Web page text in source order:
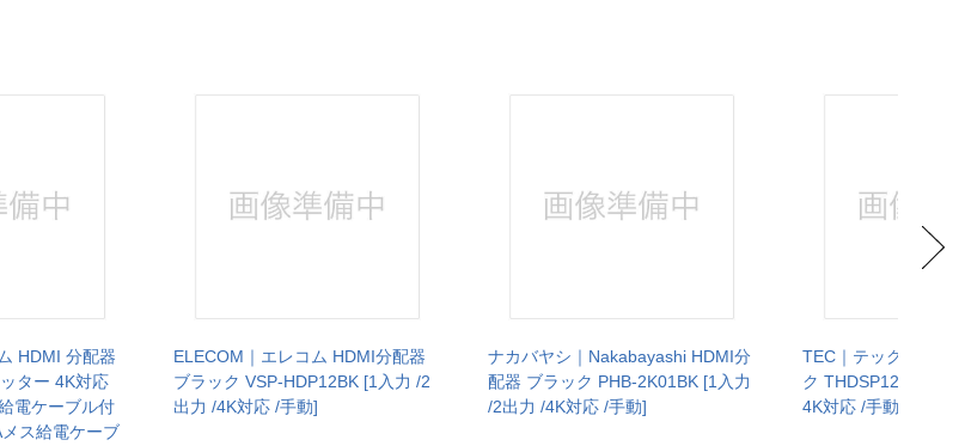
HDMI 分配器
ター 4K対応
電ケーブル付
ス給電ケーブ
ELECOM｜エレコム HDMI分配器
ブラック VSP-HDP12BK [1入力 /2
出力 /4K対応 /手動]
ナカバヤシ｜Nakabayashi HDMI分
配器 ブラック PHB-2K01BK [1入力
/2出力 /4K対応 /手動]
TEC｜テック HDMI
ク THDSP12X2-4K
4K対応 /手動]